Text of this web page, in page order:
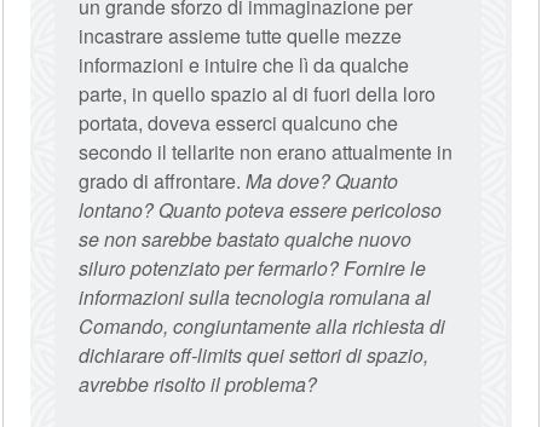
un grande sforzo di immaginazione per
incastrare assieme tutte quelle mezze
informazioni e intuire che lì da qualche
parte, in quello spazio al di fuori della loro
portata, doveva esserci qualcuno che
secondo il tellarite non erano attualmente in
grado di affrontare.Ma dove? Quanto
lontano? Quanto poteva essere pericoloso
se non sarebbe bastato qualche nuovo
siluro potenziato per fermarlo? Fornire le
informazioni sulla tecnologia romulana al
Comando, congiuntamente alla richiesta di
dichiarare off-limits quei settori di spazio,
avrebbe risolto il problema?